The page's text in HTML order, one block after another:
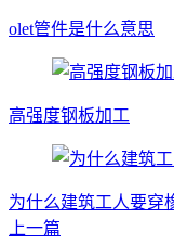
olet管件是什么意思
高强度钢板加工
为什么建筑工人要穿
上一篇